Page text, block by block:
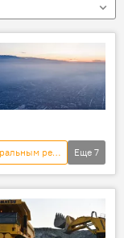
Государственное агентство по геологии и минеральным ресурсам
Еще 7